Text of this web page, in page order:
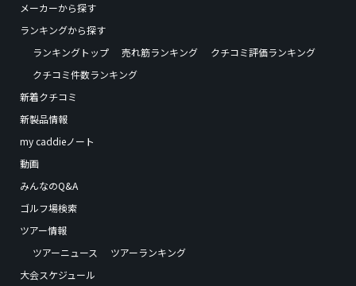
メーカーから探す
ランキングから探す
ランキングトップ
売れ筋ランキング
クチコミ評価ランキング
クチコミ件数ランキング
新着クチコミ
新製品情報
my caddieノート
動画
みんなのQ&A
ゴルフ場検索
ツアー情報
ツアーニュース
ツアーランキング
大会スケジュール